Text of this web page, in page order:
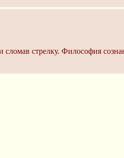
стрелку. Философия